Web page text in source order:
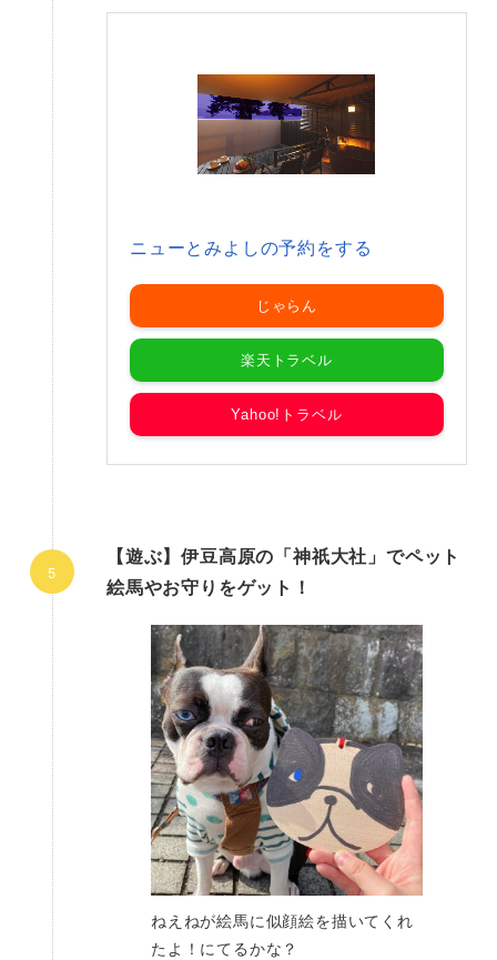
ニューとみよしの予約をする
じゃらん
楽天トラベル
Yahoo!トラベル
【遊ぶ】伊豆高原の「神祇大社」でペット
絵馬やお守りをゲット！
ねえねが絵馬に似顔絵を描いてくれ
たよ！にてるかな？